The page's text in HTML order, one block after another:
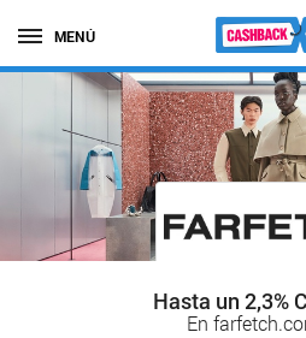
MENÚ
Hasta un 2,3%
En